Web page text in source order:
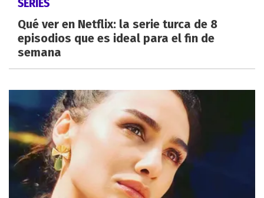
SERIES
Qué ver en Netflix: la serie turca de 8
episodios que es ideal para el fin de
semana